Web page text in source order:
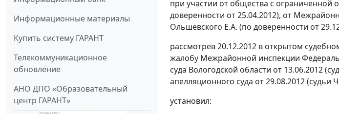
Информационные материалы
Купить систему ГАРАНТ
Телекоммуникационное
обновление
АНО ДПО «Образовательный
центр ГАРАНТ»
при участии от общества с
доверенности от 25.04.2012), от
Ольшевского Е.А. (по доверенности от
рассмотрев 20.12.2012 в открытом
жалобу Межрайонной инспекции
суда Вологодской области от 13.06.2012
апелляционного суда от 29.08.2012
установил: